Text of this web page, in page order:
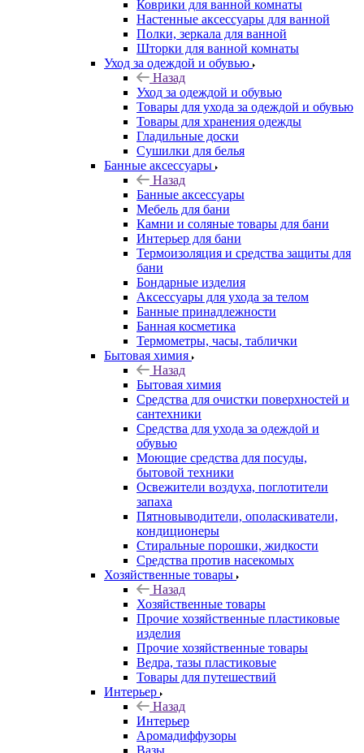
Коврики для ванной комнаты
Настенные аксессуары для ванной
Полки, зеркала для ванной
Шторки для ванной комнаты
Уход за одеждой и обувью
Назад
Уход за одеждой и обувью
Товары для ухода за одеждой и обувью
Товары для хранения одежды
Гладильные доски
Сушилки для белья
Банные аксессуары
Назад
Банные аксессуары
Мебель для бани
Камни и соляные товары для бани
Интерьер для бани
Термоизоляция и средства защиты для
бани
Бондарные изделия
Аксеcсуары для ухода за телом
Банные принадлежности
Банная косметика
Термометры, часы, таблички
Бытовая химия
Назад
Бытовая химия
Средства для очистки поверхностей и
сантехники
Средства для ухода за одеждой и
обувью
Моющие средства для посуды,
бытовой техники
Освежители воздуха, поглотители
запаха
Пятновыводители, ополаскиватели,
кондиционеры
Стиральные порошки, жидкости
Средства против насекомых
Хозяйственные товары
Назад
Хозяйственные товары
Прочие хозяйственные пластиковые
изделия
Прочие хозяйственные товары
Ведра, тазы пластиковые
Товары для путешествий
Интерьер
Назад
Интерьер
Аромадиффузоры
Вазы